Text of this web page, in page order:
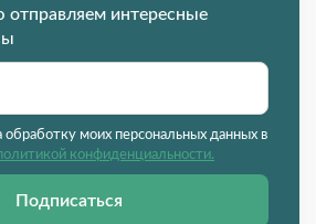
интересные
обработку моих персональных данных в
конфиденциальности.
Подписаться